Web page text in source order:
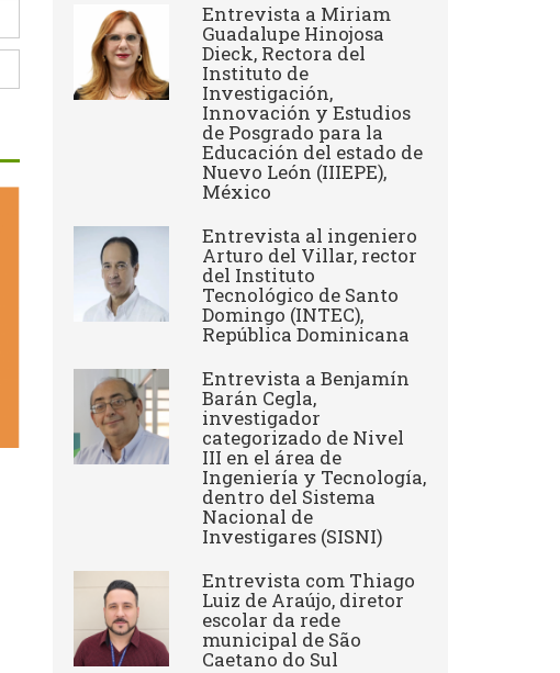
Entrevista a Miriam
Guadalupe Hinojosa
Dieck, Rectora del
Instituto de
Investigación,
Innovación y Estudios
de Posgrado para la
Educación del estado de
Nuevo León (IIIEPE),
México
Entrevista al ingeniero
Arturo del Villar, rector
del Instituto
Tecnológico de Santo
Domingo (INTEC),
República Dominicana
Entrevista a Benjamín
Barán Cegla,
investigador
categorizado de Nivel
III en el área de
Ingeniería y Tecnología,
dentro del Sistema
Nacional de
Investigares (SISNI)
Entrevista com Thiago
Luiz de Araújo, diretor
escolar da rede
municipal de São
Caetano do Sul